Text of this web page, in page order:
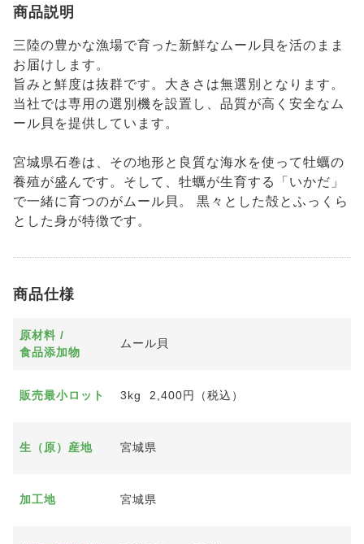
商品説明
三陸の豊かな漁場で育った新鮮なムール貝を活のまま
お届けします。
旨みと鮮度は抜群です。大きさは無選別となります。
当社では専用の選別機を設置し、品質が高く安全なム
ール貝を提供しています。
宮城県石巻は、その地形と良質な海水を使って牡蠣の
養殖が盛んです。そして、牡蠣が生育する「いかだ」
で一緒に育つのがムール貝。 黒々とした殻とふっくら
とした身が特徴です。
商品仕様
原材料 /
食品添加物
ムール貝
販売最小ロット 3kg 2,400円（税込）
生（原）産地 宮城県
加工地 宮城県